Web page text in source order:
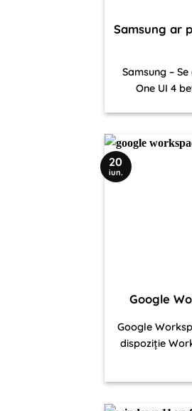
Samsung ar
Samsung –
One UI 4
Google
Google
dispoziție
20
iun.